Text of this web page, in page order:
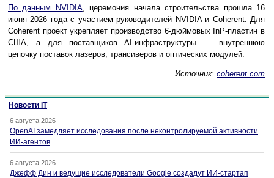
По данным NVIDIA, церемония начала строительства прошла 16
июня 2026 года с участием руководителей NVIDIA и Coherent. Для
Coherent проект укрепляет производство 6-дюймовых InP-пластин в
США, а для поставщиков AI-инфраструктуры — внутреннюю
цепочку поставок лазеров, трансиверов и оптических модулей.
Источник: coherent.com
Новости IT
6 августа 2026
OpenAI замедляет исследования после неконтролируемой активности
ИИ-агентов
6 августа 2026
Джефф Дин и ведущие исследователи Google создадут ИИ-стартап